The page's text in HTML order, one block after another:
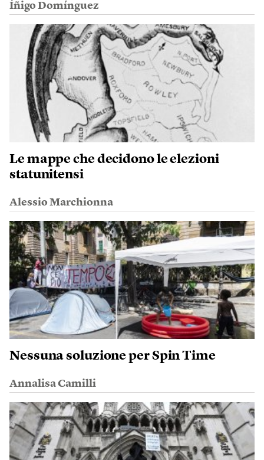
Íñigo Domínguez
Le mappe che decidono le elezioni
statunitensi
Alessio Marchionna
Nessuna soluzione per Spin Time
Annalisa Camilli